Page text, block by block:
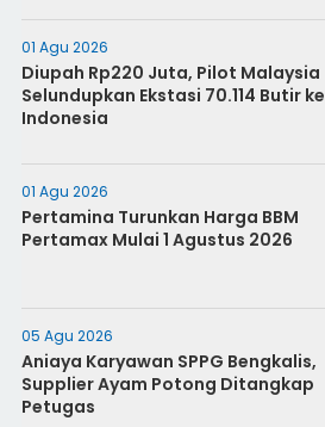
01 Agu 2026
Diupah Rp220 Juta, Pilot Malaysia
Selundupkan Ekstasi 70.114 Butir ke
Indonesia
01 Agu 2026
Pertamina Turunkan Harga BBM
Pertamax Mulai 1 Agustus 2026
05 Agu 2026
Aniaya Karyawan SPPG Bengkalis,
Supplier Ayam Potong Ditangkap
Petugas